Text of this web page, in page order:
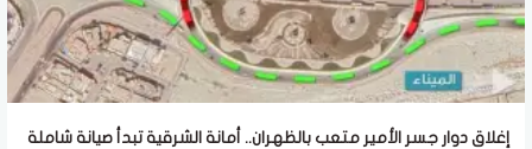
إغلاق دوار جسر الأمير متعب بالظهران.. أمانة الشرقية تبدأ صيانة شاملة